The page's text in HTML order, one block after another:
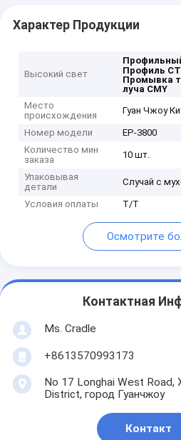
Характер Продукции
Высокий свет
Профиль
Промывка
луча CMY
Место
происхождения
Гуан Чжоу
Номер модели
EP-3800
Количество мин
заказа
10 шт.
Упаковывая
детали
Случай с
Условия оплаты T/T
Осмотрите
Контактная
Ms. Cradle
+8613570993173
No 17 Longhai West Road,
District, город Гуанчжоу
Контакт